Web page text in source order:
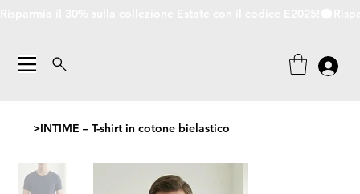
>INTIME – T-shirt in cotone bielastico